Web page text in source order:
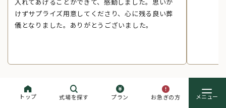
トップ 式場を探す プラン お急ぎの方
入れてあげることができて、感動しました。思いが
けずサプライズ用意してくださり、心に残る良い葬
儀となりました。ありがとうございました。